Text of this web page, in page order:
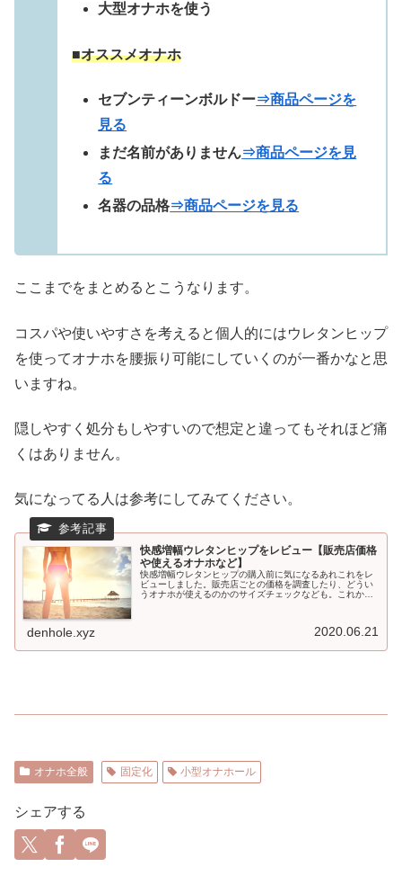
大型オナホを使う
■オススメオナホ
セブンティーンボルドー⇒商品ページを
見る
まだ名前がありません⇒商品ページを見
る
名器の品格⇒商品ページを見る
ここまでをまとめるとこうなります。
コスパや使いやすさを考えると個人的にはウレタンヒップ
を使ってオナホを腰振り可能にしていくのが一番かなと思
いますね。
隠しやすく処分もしやすいので想定と違ってもそれほど痛
くはありません。
気になってる人は参考にしてみてください。
快感増幅ウレタンヒップをレビュー【販売店価格
や使えるオナホなど】
快感増幅ウレタンヒップの購入前に気になるあれこれをレ
ビューしました。販売店ごとの価格を調査したり、どうい
うオナホが使えるのかのサイズチェックなども。これから
denhole.xyz 2020.06.21
オナホ全般 固定化 小型オナホール
シェアする